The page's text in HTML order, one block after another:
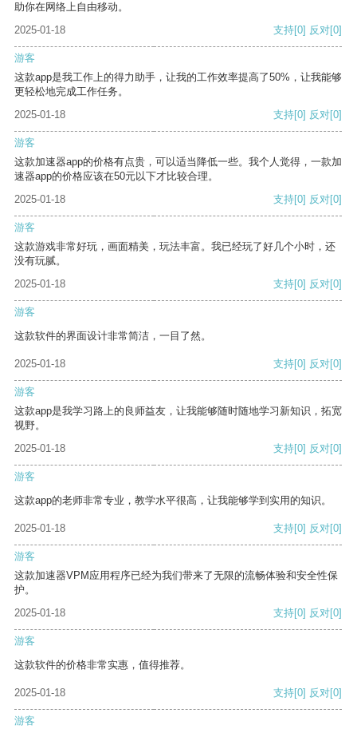
助你在网络上自由移动。
2025-01-18
支持[0] 反对[0]
游客
这款app是我工作上的得力助手，让我的工作效率提高了50%，让我能够
更轻松地完成工作任务。
2025-01-18
支持[0] 反对[0]
游客
这款加速器app的价格有点贵，可以适当降低一些。我个人觉得，一款加
速器app的价格应该在50元以下才比较合理。
2025-01-18
支持[0] 反对[0]
游客
这款游戏非常好玩，画面精美，玩法丰富。我已经玩了好几个小时，还
没有玩腻。
2025-01-18
支持[0] 反对[0]
游客
这款软件的界面设计非常简洁，一目了然。
2025-01-18 支持[0] 反对[0]
游客
这款app是我学习路上的良师益友，让我能够随时随地学习新知识，拓宽
视野。
2025-01-18
支持[0] 反对[0]
游客
这款app的老师非常专业，教学水平很高，让我能够学到实用的知识。
2025-01-18 支持[0] 反对[0]
游客
这款加速器VPM应用程序已经为我们带来了无限的流畅体验和安全性保
护。
2025-01-18
支持[0] 反对[0]
游客
这款软件的价格非常实惠，值得推荐。
2025-01-18 支持[0] 反对[0]
游客